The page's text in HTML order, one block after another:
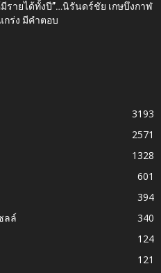
รายได้ทั้งปี”…นิรันดร์ชัย เกษบึงกาฬ
กร่ง มีคำตอบ
3193
2571
1328
601
394
ลล์
340
124
121